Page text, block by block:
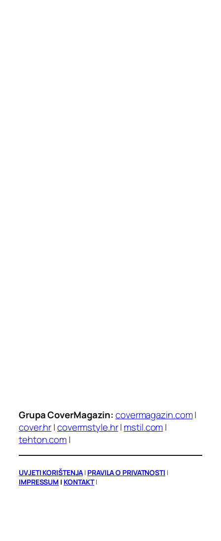
Grupa CoverMagazin:covermagazin.com|
cover.hr|covermstyle.hr| mstil.com|
tehton.com|
UVJETI KORIŠTENJA | PRAVILA O PRIVATNOSTI |
IMPRESSUM | KONTAKT|